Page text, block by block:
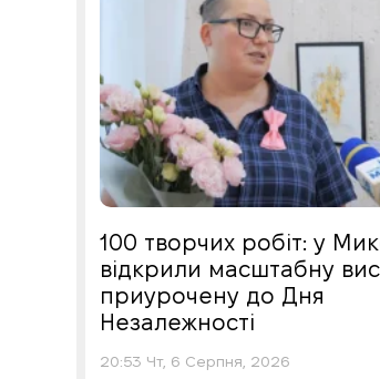
100 творчих робіт: у
відкрили масштабну
приурочену до Дня
Незалежності
20:53 Чт, 6 Серпня, 2026